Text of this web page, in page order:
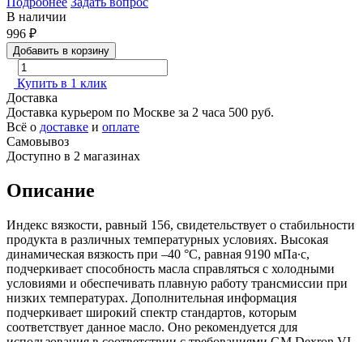
В наличии
996 ₽
Добавить в корзину
Купить в 1 клик
Доставка
Доставка курьером по Москве за 2 часа 500 руб.
Всё о доставке и оплате
Самовывоз
Доступно в 2 магазинах
Описание
Индекс вязкости, равный 156, свидетельствует о стабильности
продукта в различных температурных условиях. Высокая
динамическая вязкость при –40 °C, равная 9190 мПа∙с,
подчеркивает способность масла справляться с холодными
условиями и обеспечивать плавную работу трансмиссии при
низких температурах. Дополнительная информация
подчеркивает широкий спектр стандартов, которым
соответствует данное масло. Оно рекомендуется для